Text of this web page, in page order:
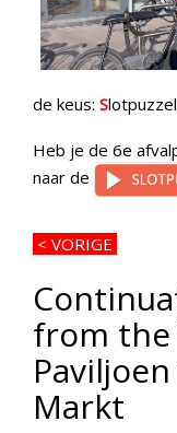
de keus: S
Heb je de 6e
naar de
< VORIGE
from the
Markt